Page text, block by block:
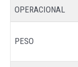
OPERACIONAL
PESO